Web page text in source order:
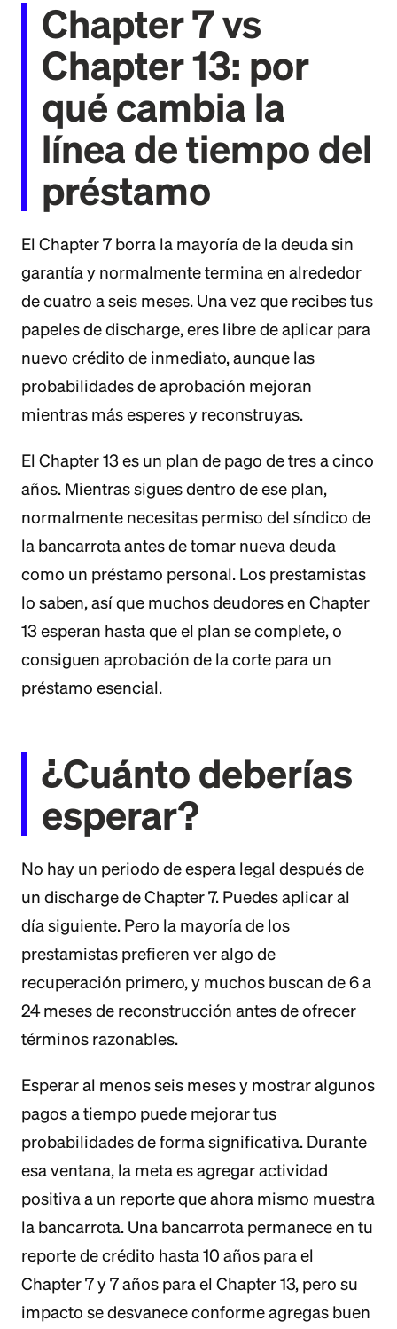
Chapter 7 vs
Chapter 13: por
qué cambia la
línea de tiempo del
préstamo
El Chapter 7 borra la mayoría de la deuda sin
garantía y normalmente termina en alrededor
de cuatro a seis meses. Una vez que recibes tus
papeles de discharge, eres libre de aplicar para
nuevo crédito de inmediato, aunque las
probabilidades de aprobación mejoran
mientras más esperes y reconstruyas.
El Chapter 13 es un plan de pago de tres a cinco
años. Mientras sigues dentro de ese plan,
normalmente necesitas permiso del síndico de
la bancarrota antes de tomar nueva deuda
como un préstamo personal. Los prestamistas
lo saben, así que muchos deudores en Chapter
13 esperan hasta que el plan se complete, o
consiguen aprobación de la corte para un
préstamo esencial.
¿Cuánto deberías
esperar?
No hay un periodo de espera legal después de
un discharge de Chapter 7. Puedes aplicar al
día siguiente. Pero la mayoría de los
prestamistas prefieren ver algo de
recuperación primero, y muchos buscan de 6 a
24 meses de reconstrucción antes de ofrecer
términos razonables.
Esperar al menos seis meses y mostrar algunos
pagos a tiempo puede mejorar tus
probabilidades de forma significativa. Durante
esa ventana, la meta es agregar actividad
positiva a un reporte que ahora mismo muestra
la bancarrota. Una bancarrota permanece en tu
reporte de crédito hasta 10 años para el
Chapter 7 y 7 años para el Chapter 13, pero su
impacto se desvanece conforme agregas buen